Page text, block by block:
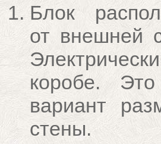
Блок
от внешней
коробе.
вариант
стены.